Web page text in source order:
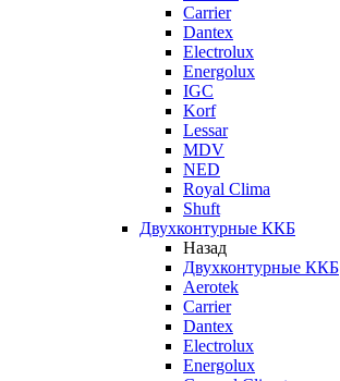
Carrier
Dantex
Electrolux
Energolux
IGC
Korf
Lessar
MDV
NED
Royal Clima
Shuft
Двухконтурные ККБ
Назад
Двухконтурные ККБ
Aerotek
Carrier
Dantex
Electrolux
Energolux